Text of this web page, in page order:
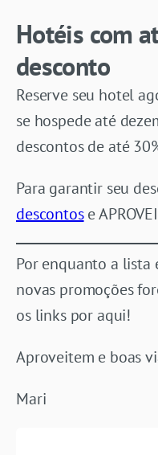
Hotéis com
desconto
Reserve seu hotel
se hospede até
descontos de até
Para garantir seu
descontose
Por enquanto a lista
novas promoções
os links por aqui!
Aproveitem e boas
Mari